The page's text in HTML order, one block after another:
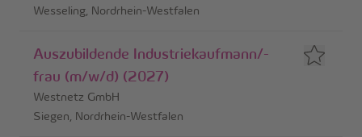
Wesseling, Nordrhein-Westfalen
Auszubildende Industriekaufmann/-
frau (m/w/d) (2027)
Westnetz GmbH
Siegen, Nordrhein-Westfalen